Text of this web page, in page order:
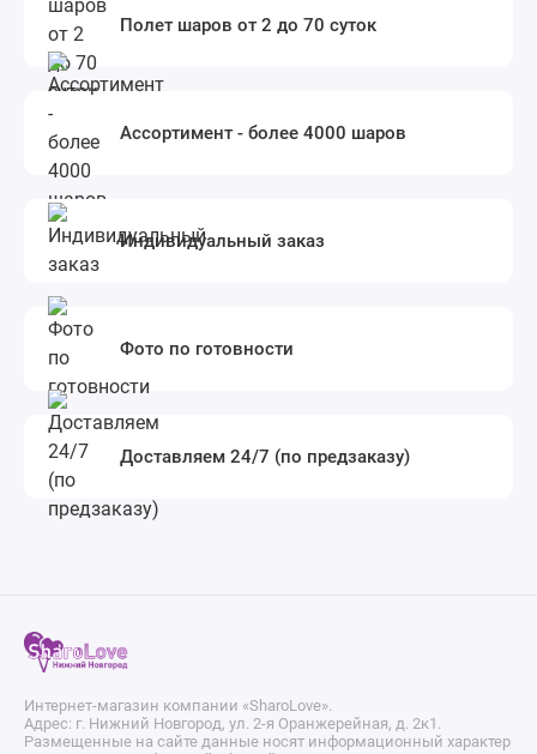
Полет шаров от 2 до 70 суток
Ассортимент - более 4000 шаров
Индивидуальный заказ
Фото по готовности
Доставляем 24/7 (по предзаказу)
Интернет-магазин компании «SharoLove».
Адрес: г. Нижний Новгород, ул. 2-я Оранжерейная, д. 2к1.
Размещенные на сайте данные носят информационный характер